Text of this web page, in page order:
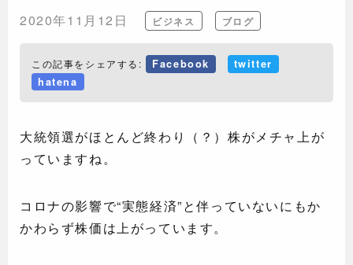
2020年11月12日 ビジネス ブログ
この記事をシェアする: Facebook
twitter
hatena
大統領選がほとんど終わり（？）株がメチャ上が
っていますね。
コロナの影響で“実態経済”と伴っていないにもか
かわらず株価は上がっています。